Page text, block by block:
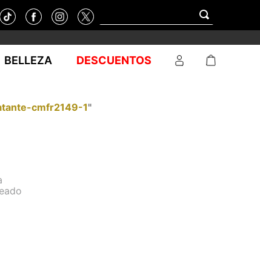
BELLEZA DESCUENTOS
cmfr2149-1"